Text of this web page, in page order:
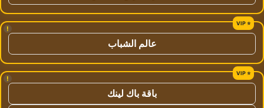
!
عالم الشباب
!
باقة باك لينك